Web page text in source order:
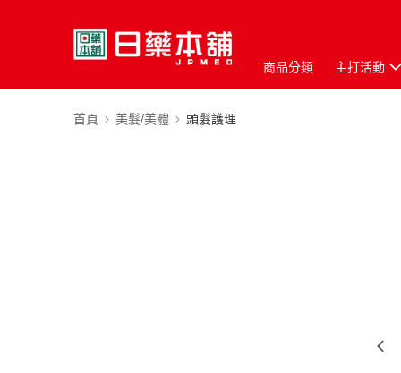
商品分類 主打活動
首頁 美髮/美體 頭髮護理